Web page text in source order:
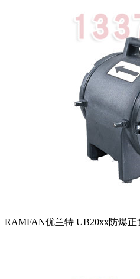
RAMFAN优兰特 UB20xx防爆